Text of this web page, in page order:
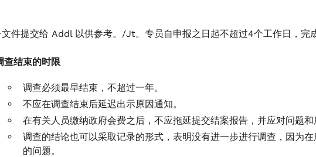
件提交给 Addl 以供参考。/Jt。专员自申报之日起不超过4个工作日，完
查结束的时限
调查必须最早结束，不超过一年。
不应在调查结束后延迟出示原因通知。
在有关人员缴纳政府会费之后，不应拖延提交结案报告，并应对问题和
调查的结论也可以采取记录的形式，表明没有进一步进行调查，因为
的问题。